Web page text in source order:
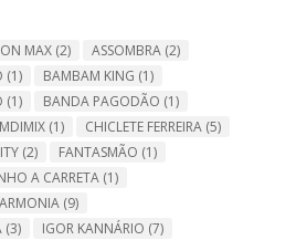
MAX(2) ASSOMBRA(2)
(1) BAMBAM KING (1)
(1) BANDA PAGODÃO (1)
(1) CHICLETE FERREIRA(5)
(2) FANTASMÃO (1)
A CARRETA(1)
(9)
(3) IGOR KANNÁRIO (7)